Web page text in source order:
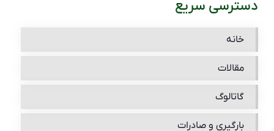
دسترسی سریع
خانه
مقالات
گاتالوگ
بارگیری و صادرات